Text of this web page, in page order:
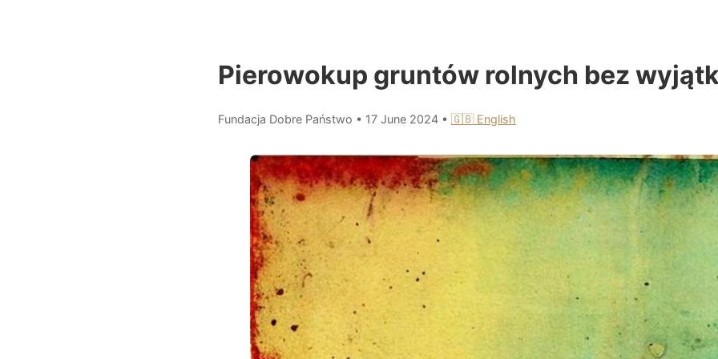
Pierowokup gruntów rolnych bez
Fundacja Dobre Państwo • 17 June 2024 • 🇬🇧 English